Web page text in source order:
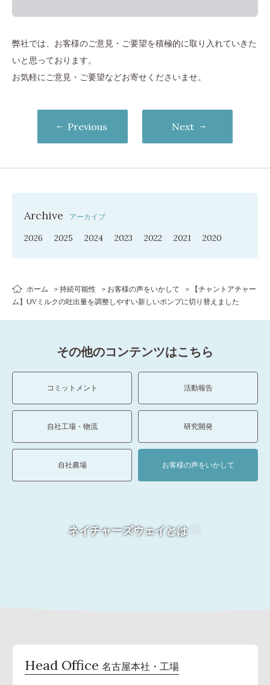
弊社では、お客様のご意見・ご要望を積極的に取り入れていきた
いと思っております。
お気軽にご意見・ご要望などお寄せくださいませ。
Previous Next
Archive アーカイブ
2026 2025 2024 2023 2022 2021 2020
ホーム 持続可能性 お客様の声をいかして
【チャントアチャー
ム】UVミルクの吐出量を調整しやすい新しいポンプに切り替えました
その他のコンテンツはこちら
コミットメント 活動報告
自社工場・物流 研究開発
自社農場 お客様の声をいかして
ネイチャーズウェイとは
Head Office 名古屋本社・工場